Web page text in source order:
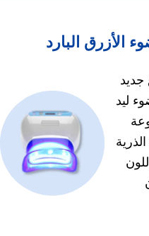
الأزرق البارد
جديد
ليد